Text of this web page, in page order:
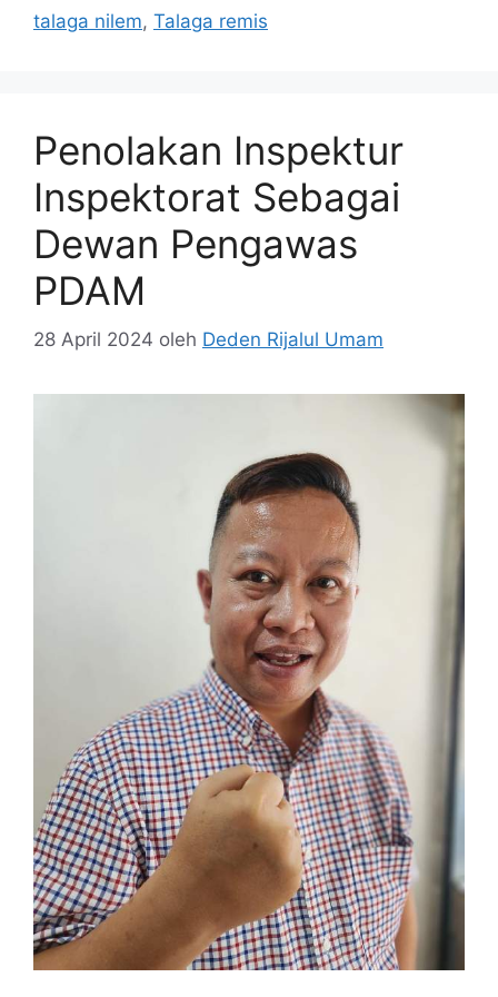
talaga nilem, Talaga remis
Penolakan Inspektur
Inspektorat Sebagai
Dewan Pengawas
PDAM
28 April 2024 oleh Deden Rijalul Umam